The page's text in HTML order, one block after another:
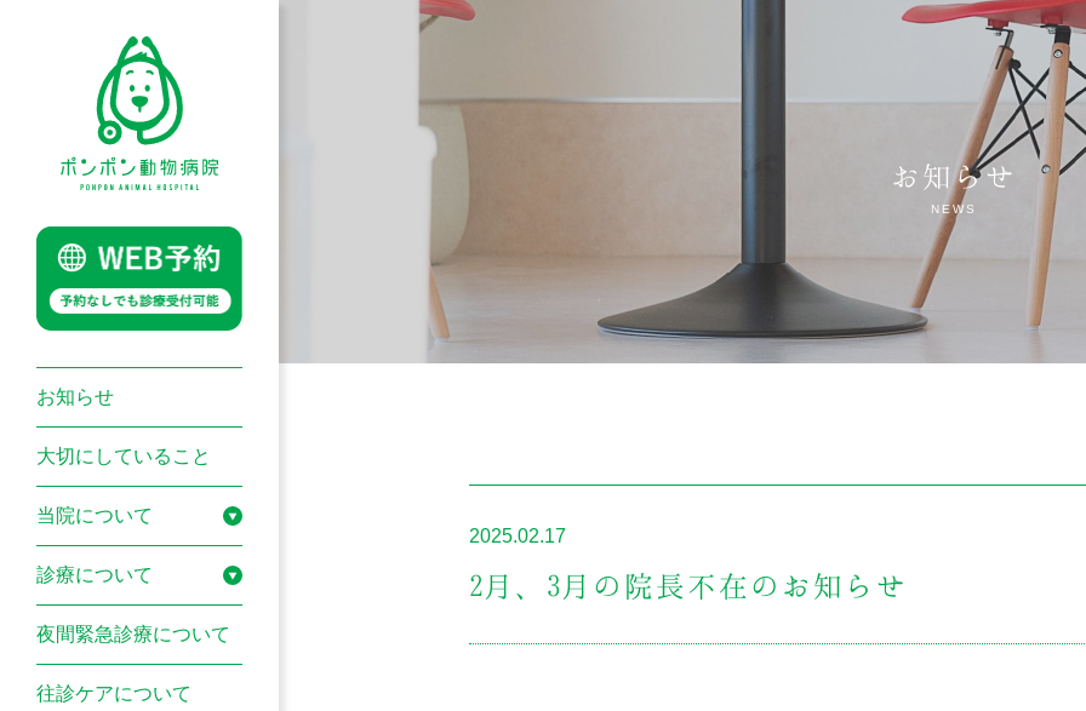
お知らせ
大切にしていること
当院について
診療について
夜間緊急診療について
往診ケアについて
お知らせ
NEWS
2025.02.17
2月、3月の院長不在のお知らせ